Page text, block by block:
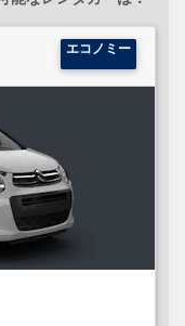
エコノミー